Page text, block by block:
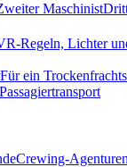
Maschinist
Regeln, Lichter
Für ein
Crewing-